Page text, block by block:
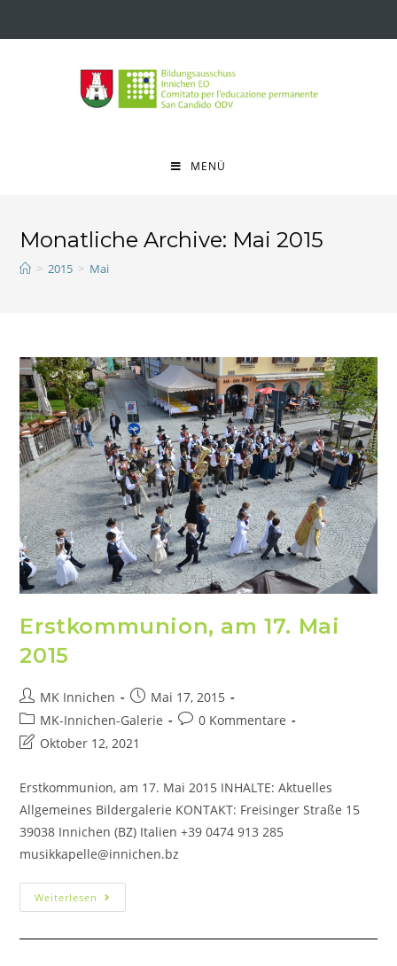
MENÜ
Monatliche Archive: Mai 2015
> 2015 > Mai
Erstkommunion, am 17. Mai
2015
MK Innichen
Mai 17, 2015
MK-Innichen-Galerie
0 Kommentare
Oktober 12, 2021
Erstkommunion, am 17. Mai 2015 INHALTE: Aktuelles
Allgemeines Bildergalerie KONTAKT: Freisinger Straße 15
39038 Innichen (BZ) Italien +39 0474 913 285
musikkapelle@innichen.bz
Weiterlesen